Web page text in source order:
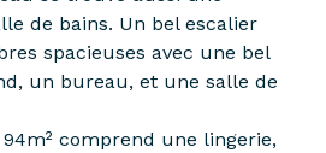
de bains. Un bel escalier
spacieuses avec une bel
un bureau, et une salle de
comprend une lingerie,